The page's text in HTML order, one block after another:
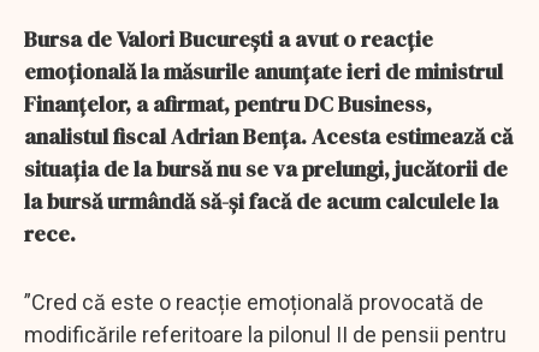
Bursa de Valori București a avut o reacție
emoțională la măsurile anunțate ieri de ministrul
Finanțelor, a afirmat, pentru DC Business,
analistul fiscal Adrian Bența. Acesta estimează că
situația de la bursă nu se va prelungi, jucătorii de
la bursă urmândă să-și facă de acum calculele la
rece.
”Cred că este o reacție emoțională provocată de
modificările referitoare la pilonul II de pensii pentru